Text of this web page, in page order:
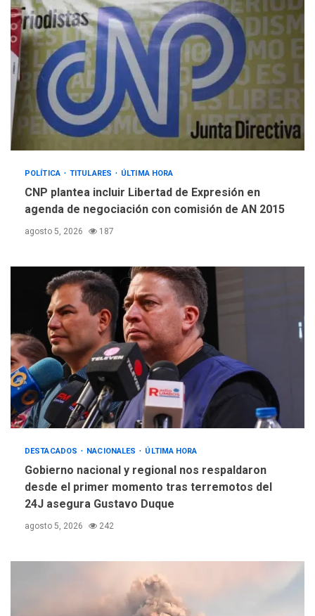
3
Guatemala por erupción de
volcán de Fuego
4
GUERRA EN EL MUNDO
TITULARES
ÚLTIMA HORA
EEUU confía acuerdo «muy
pronto» sobre Ormuz
5
Guardia Nacional
Bolivariana celebró su 89°
aniversario en Nueva
POLÍTICA TITULARES ÚLTIMA HORA
CNP plantea incluir Libertad de Expresión en
agenda de negociación con comisión de AN 2015
agosto 5, 2026 187
DESTACADOS NACIONALES ÚLTIMA HORA
Gobierno nacional y regional nos respaldaron
desde el primer momento tras terremotos del
24J asegura Gustavo Duque
agosto 5, 2026 242